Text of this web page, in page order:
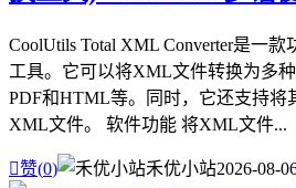
CoolUtils Total XML Converter是一
工具。它可以将XML文件转换为多种
PDF和HTML等。同时，它还支持将
XML文件。 软件功能 将XML文件...
赞(0) 禾优小站2026-08-